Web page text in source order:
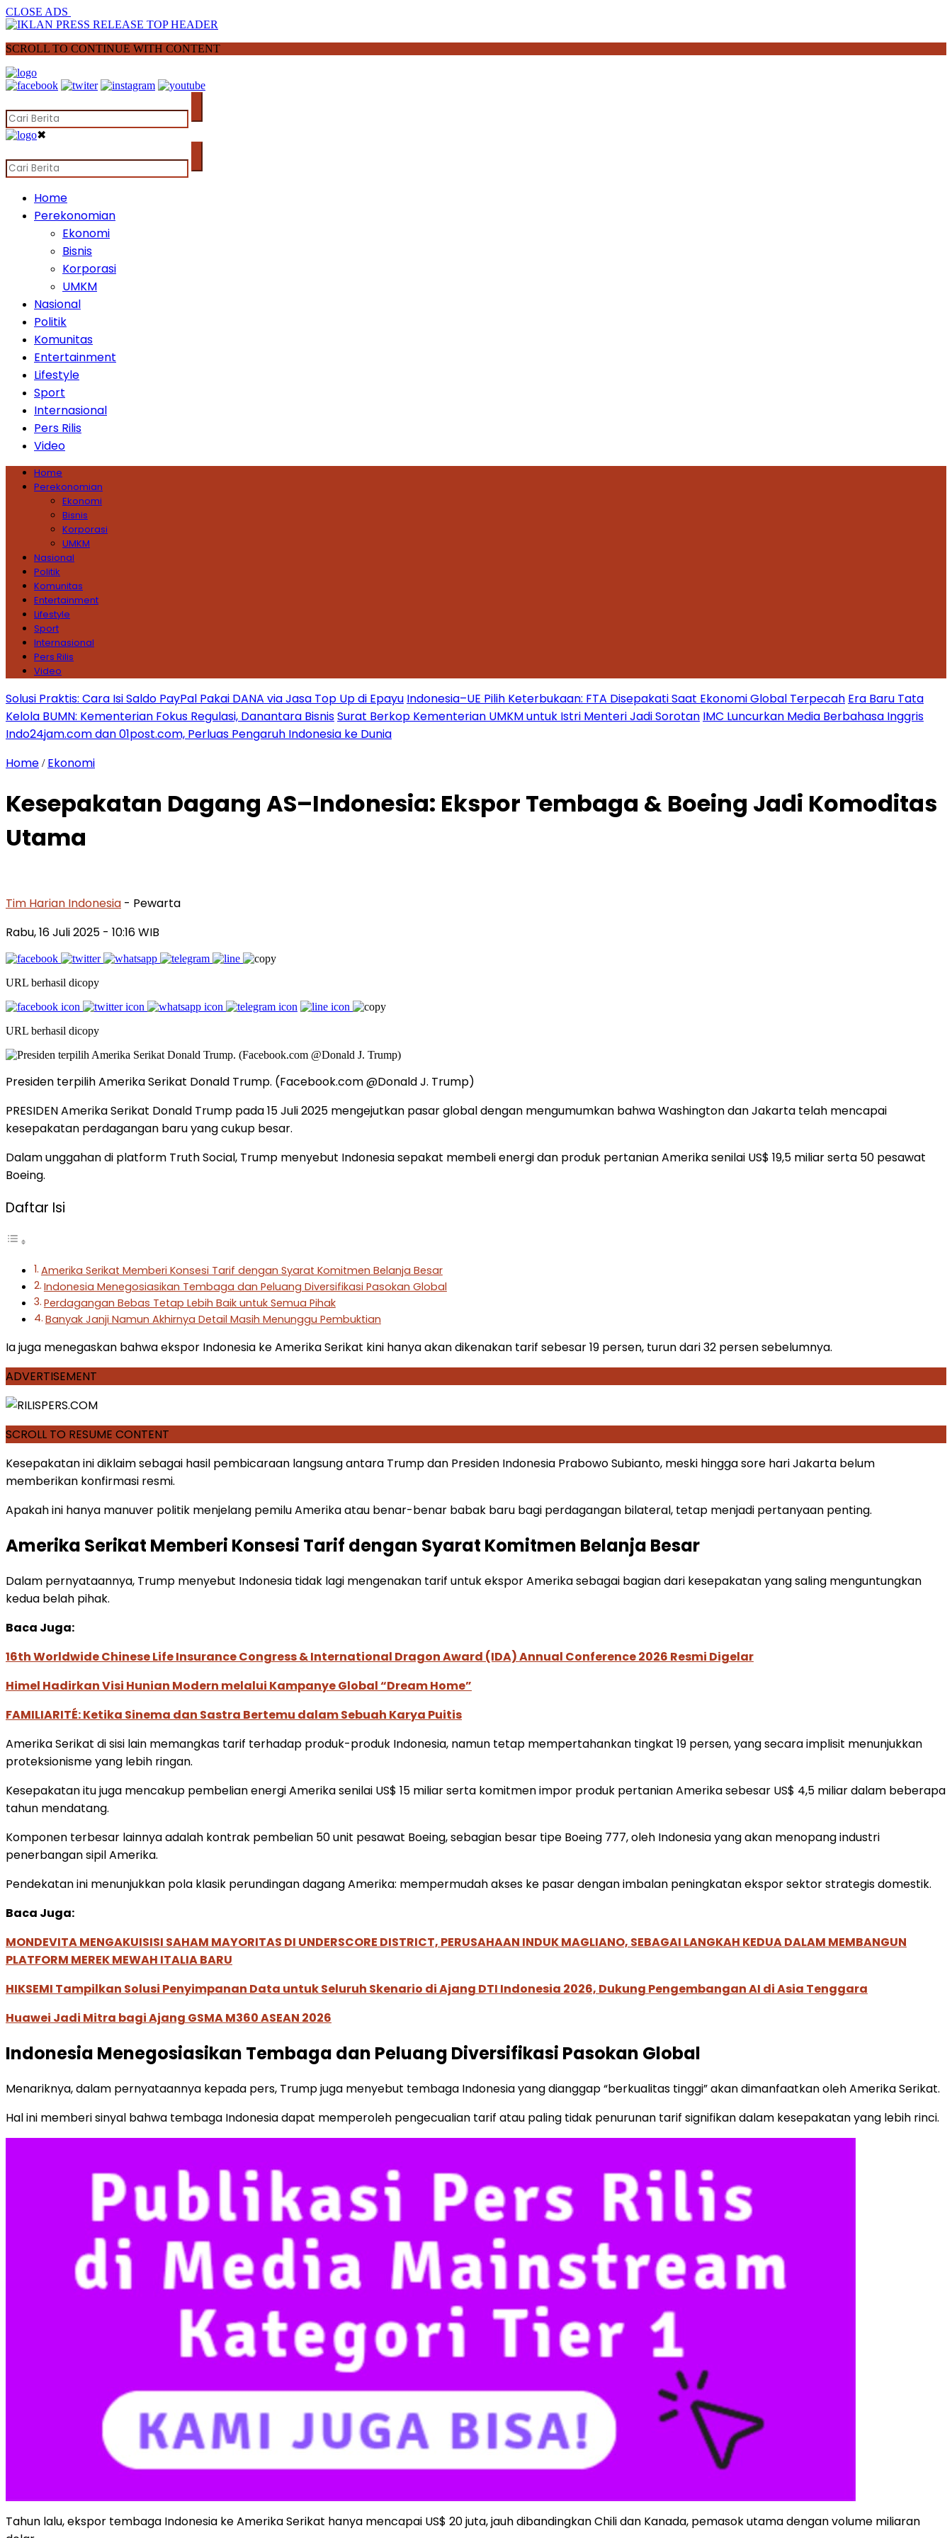
CLOSE ADS
SCROLL TO CONTINUE WITH CONTENT
✖
Home
Perekonomian
Ekonomi
Bisnis
Korporasi
UMKM
Nasional
Politik
Komunitas
Entertainment
Lifestyle
Sport
Internasional
Pers Rilis
Video
Home
Perekonomian
Ekonomi
Bisnis
Korporasi
UMKM
Nasional
Politik
Komunitas
Entertainment
Lifestyle
Sport
Internasional
Pers Rilis
Video
Solusi Praktis: Cara Isi Saldo PayPal Pakai DANA via Jasa Top Up di Epayu Indonesia–UE Pilih Keterbukaan: FTA Disepakati Saat Ekonomi Global Terpecah Era Baru Tata
Kelola BUMN: Kementerian Fokus Regulasi, Danantara BisnisSurat Berkop Kementerian UMKM untuk Istri Menteri Jadi Sorotan IMC Luncurkan Media Berbahasa Inggris
Indo24jam.com dan 01post.com, Perluas Pengaruh Indonesia ke Dunia
Home / Ekonomi
Kesepakatan Dagang AS–Indonesia: Ekspor Tembaga & Boeing Jadi Komoditas
Utama
Tim Harian Indonesia - Pewarta
Rabu, 16 Juli 2025 - 10:16 WIB
URL berhasil dicopy
URL berhasil dicopy
Presiden terpilih Amerika Serikat Donald Trump. (Facebook.com @Donald J. Trump)
PRESIDEN Amerika Serikat Donald Trump pada 15 Juli 2025 mengejutkan pasar global dengan mengumumkan bahwa Washington dan Jakarta telah mencapai
kesepakatan perdagangan baru yang cukup besar.
Dalam unggahan di platform Truth Social, Trump menyebut Indonesia sepakat membeli energi dan produk pertanian Amerika senilai US$ 19,5 miliar serta 50 pesawat
Boeing.
Daftar Isi
Amerika Serikat Memberi Konsesi Tarif dengan Syarat Komitmen Belanja Besar
Indonesia Menegosiasikan Tembaga dan Peluang Diversifikasi Pasokan Global
Perdagangan Bebas Tetap Lebih Baik untuk Semua Pihak
Banyak Janji Namun Akhirnya Detail Masih Menunggu Pembuktian
Ia juga menegaskan bahwa ekspor Indonesia ke Amerika Serikat kini hanya akan dikenakan tarif sebesar 19 persen, turun dari 32 persen sebelumnya.
ADVERTISEMENT
SCROLL TO RESUME CONTENT
Kesepakatan ini diklaim sebagai hasil pembicaraan langsung antara Trump dan Presiden Indonesia Prabowo Subianto, meski hingga sore hari Jakarta belum
memberikan konfirmasi resmi.
Apakah ini hanya manuver politik menjelang pemilu Amerika atau benar-benar babak baru bagi perdagangan bilateral, tetap menjadi pertanyaan penting.
Amerika Serikat Memberi Konsesi Tarif dengan Syarat Komitmen Belanja Besar
Dalam pernyataannya, Trump menyebut Indonesia tidak lagi mengenakan tarif untuk ekspor Amerika sebagai bagian dari kesepakatan yang saling menguntungkan
kedua belah pihak.
Baca Juga:
16th Worldwide Chinese Life Insurance Congress & International Dragon Award (IDA) Annual Conference 2026 Resmi Digelar
Himel Hadirkan Visi Hunian Modern melalui Kampanye Global “Dream Home”
FAMILIARITÉ: Ketika Sinema dan Sastra Bertemu dalam Sebuah Karya Puitis
Amerika Serikat di sisi lain memangkas tarif terhadap produk-produk Indonesia, namun tetap mempertahankan tingkat 19 persen, yang secara implisit menunjukkan
proteksionisme yang lebih ringan.
Kesepakatan itu juga mencakup pembelian energi Amerika senilai US$ 15 miliar serta komitmen impor produk pertanian Amerika sebesar US$ 4,5 miliar dalam beberapa
tahun mendatang.
Komponen terbesar lainnya adalah kontrak pembelian 50 unit pesawat Boeing, sebagian besar tipe Boeing 777, oleh Indonesia yang akan menopang industri
penerbangan sipil Amerika.
Pendekatan ini menunjukkan pola klasik perundingan dagang Amerika: mempermudah akses ke pasar dengan imbalan peningkatan ekspor sektor strategis domestik.
Baca Juga:
MONDEVITA MENGAKUISISI SAHAM MAYORITAS DI UNDERSCORE DISTRICT, PERUSAHAAN INDUK MAGLIANO, SEBAGAI LANGKAH KEDUA DALAM MEMBANGUN
PLATFORM MEREK MEWAH ITALIA BARU
HIKSEMI Tampilkan Solusi Penyimpanan Data untuk Seluruh Skenario di Ajang DTI Indonesia 2026, Dukung Pengembangan AI di Asia Tenggara
Huawei Jadi Mitra bagi Ajang GSMA M360 ASEAN 2026
Indonesia Menegosiasikan Tembaga dan Peluang Diversifikasi Pasokan Global
Menariknya, dalam pernyataannya kepada pers, Trump juga menyebut tembaga Indonesia yang dianggap “berkualitas tinggi” akan dimanfaatkan oleh Amerika Serikat.
Hal ini memberi sinyal bahwa tembaga Indonesia dapat memperoleh pengecualian tarif atau paling tidak penurunan tarif signifikan dalam kesepakatan yang lebih rinci.
Tahun lalu, ekspor tembaga Indonesia ke Amerika Serikat hanya mencapai US$ 20 juta, jauh dibandingkan Chili dan Kanada, pemasok utama dengan volume miliaran